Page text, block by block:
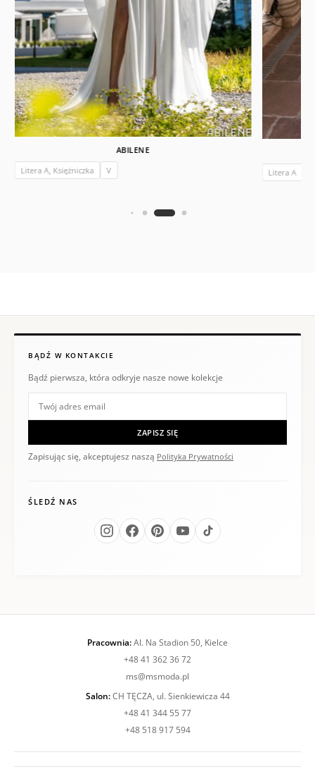
ABILENE
Litera A, Księżniczka
V Litera A
BĄDŹ W KONTAKCIE
Bądź pierwsza, która odkryje nasze nowe kolekcje
ZAPISZ SIĘ
Zapisując się, akceptujesz naszą Polityka Prywatności
ŚLEDŹ NAS
Pracownia:Al. Na Stadion 50, Kielce
+48 41 362 36 72
ms@msmoda.pl
Salon:CH TĘCZA, ul. Sienkiewicza 44
+48 41 344 55 77
+48 518 917 594